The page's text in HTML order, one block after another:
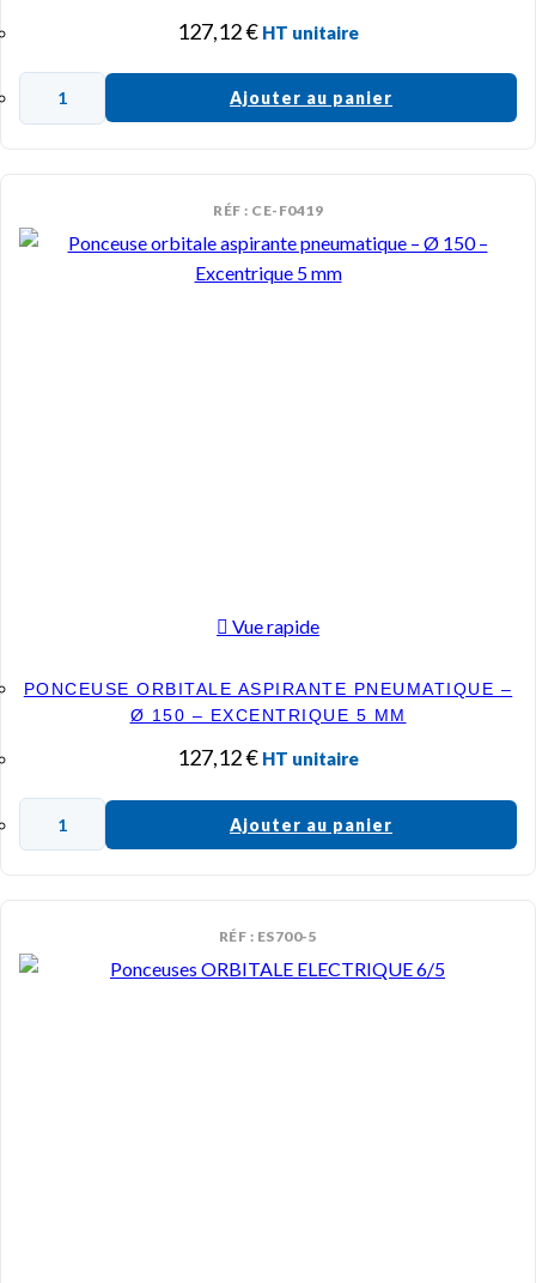
127,12€ HT unitaire
Ajouter au panier
RÉF : CE-F0419
Vue rapide
PONCEUSE ORBITALE ASPIRANTE PNEUMATIQUE –
Ø 150 – EXCENTRIQUE 5 MM
127,12€ HT unitaire
Ajouter au panier
RÉF : ES700-5